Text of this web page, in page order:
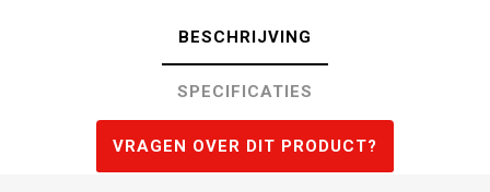
BESCHRIJVING
SPECIFICATIES
VRAGEN OVER DIT PRODUCT?